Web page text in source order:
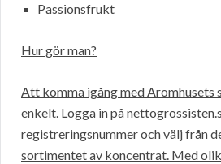
Passionsfrukt
Hur gör man?
Att komma igång med
enkelt. Logga in på
registreringsnummer och välj från
sortimentet av koncentrat. Med